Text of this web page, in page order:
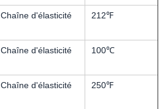
Chaîne d'élasticité 212℉
Chaîne d'élasticité 100℃
Chaîne d'élasticité 250℉